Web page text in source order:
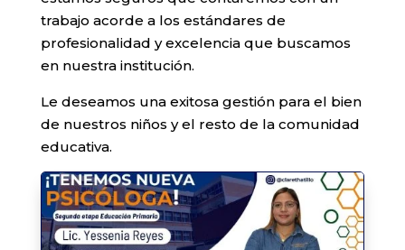
trabajo acorde a los estándares de
profesionalidad y excelencia que buscamos
en nuestra institución.
Le deseamos una exitosa gestión para el bien
de nuestros niños y el resto de la comunidad
educativa.